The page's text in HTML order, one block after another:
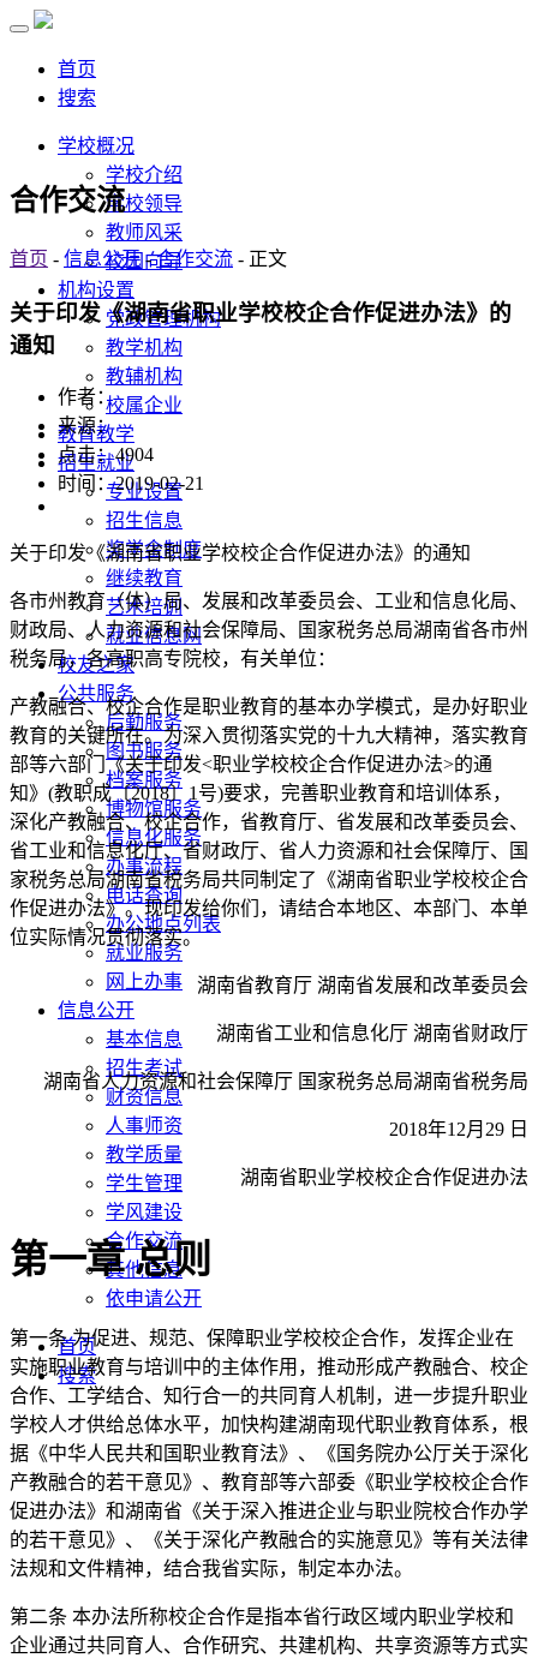
首页
搜索
学校概况
学校介绍
学校领导
教师风采
校园向导
机构设置
党政管理机构
教学机构
教辅机构
校属企业
教育教学
招生就业
专业设置
招生信息
奖学金制度
继续教育
艺术培训
就业信息网
校友之家
公共服务
后勤服务
图书服务
档案服务
博物馆服务
信息化服务
办事流程
电话查询
办公地点列表
就业服务
网上办事
信息公开
基本信息
招生考试
财资信息
人事师资
教学质量
学生管理
学风建设
合作交流
其他信息
依申请公开
首页
搜索
合作交流
首页 - 信息公开-合作交流 - 正文
关于印发《湖南省职业学校校企合作促进办法》的
通知
作者：
来源：
点击：4904
时间：2019-02-21
关于印发《湖南省职业学校校企合作促进办法》的通知
各市州教育（体）局、发展和改革委员会、工业和信息化局、
财政局、人力资源和社会保障局、国家税务总局湖南省各市州
税务局，各高职高专院校，有关单位：
产教融合、校企合作是职业教育的基本办学模式，是办好职业
教育的关键所在。为深入贯彻落实党的十九大精神，落实教育
部等六部门《关于印发<职业学校校企合作促进办法>的通
知》(教职成〔2018〕1号)要求，完善职业教育和培训体系，
深化产教融合、校企合作，省教育厅、省发展和改革委员会、
省工业和信息化厅、省财政厅、省人力资源和社会保障厅、国
家税务总局湖南省税务局共同制定了《湖南省职业学校校企合
作促进办法》。现印发给你们，请结合本地区、本部门、本单
位实际情况贯彻落实。
湖南省教育厅 湖南省发展和改革委员会
湖南省工业和信息化厅 湖南省财政厅
湖南省人力资源和社会保障厅 国家税务总局湖南省税务局
2018年12月29 日
湖南省职业学校校企合作促进办法
第一章 总则
第一条 为促进、规范、保障职业学校校企合作，发挥企业在
实施职业教育与培训中的主体作用，推动形成产教融合、校企
合作、工学结合、知行合一的共同育人机制，进一步提升职业
学校人才供给总体水平，加快构建湖南现代职业教育体系，根
据《中华人民共和国职业教育法》、《国务院办公厅关于深化
产教融合的若干意见》、教育部等六部委《职业学校校企合作
促进办法》和湖南省《关于深入推进企业与职业院校合作办学
的若干意见》、《关于深化产教融合的实施意见》等有关法律
法规和文件精神，结合我省实际，制定本办法。
第二条 本办法所称校企合作是指本省行政区域内职业学校和
企业通过共同育人、合作研究、共建机构、共享资源等方式实